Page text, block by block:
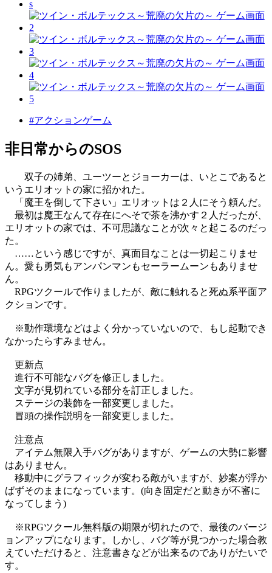
#アクションゲーム
非日常からのSOS
双子の姉弟、ユーツーとジョーカーは、いとこであると
いうエリオットの家に招かれた。
「魔王を倒して下さい」エリオットは２人にそう頼んだ。
最初は魔王なんて存在にへそで茶を沸かす２人だったが、
エリオットの家では、不可思議なことが次々と起こるのだっ
た。
……という感じですが、真面目なことは一切起こりませ
ん。愛も勇気もアンパンマンもセーラームーンもありませ
ん。
RPGツクールで作りましたが、敵に触れると死ぬ系平面ア
クションです。
※動作環境などはよく分かっていないので、もし起動でき
なかったらすみません。
更新点
進行不可能なバグを修正しました。
文字が見切れている部分を訂正しました。
ステージの装飾を一部変更しました。
冒頭の操作説明を一部変更しました。
注意点
アイテム無限入手バグがありますが、ゲームの大勢に影響
はありません。
移動中にグラフィックが変わる敵がいますが、妙案が浮か
ばずそのままになっています。(向き固定だと動きが不審に
なってしまう)
※RPGツクール無料版の期限が切れたので、最後のバージ
ョンアップになります。しかし、バグ等が見つかった場合教
えていただけると、注意書きなどが出来るのでありがたいで
す。